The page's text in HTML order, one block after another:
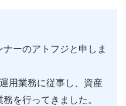
ーのアトフジと申しま
用業務に従事し、資産
を行ってきました。